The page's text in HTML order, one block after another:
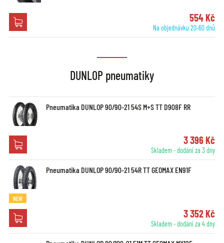
554 Kč
Na objednávku 20-60 dnů
DUNLOP pneumatiky
Pneumatika DUNLOP 90/90-21 54S M+S TT D908F RR
3 396 Kč
Skladem - dodání za 3 dny
Pneumatika DUNLOP 90/90-21 54R TT GEOMAX EN91F
NEW
3 352 Kč
Skladem - dodání za 4 dny